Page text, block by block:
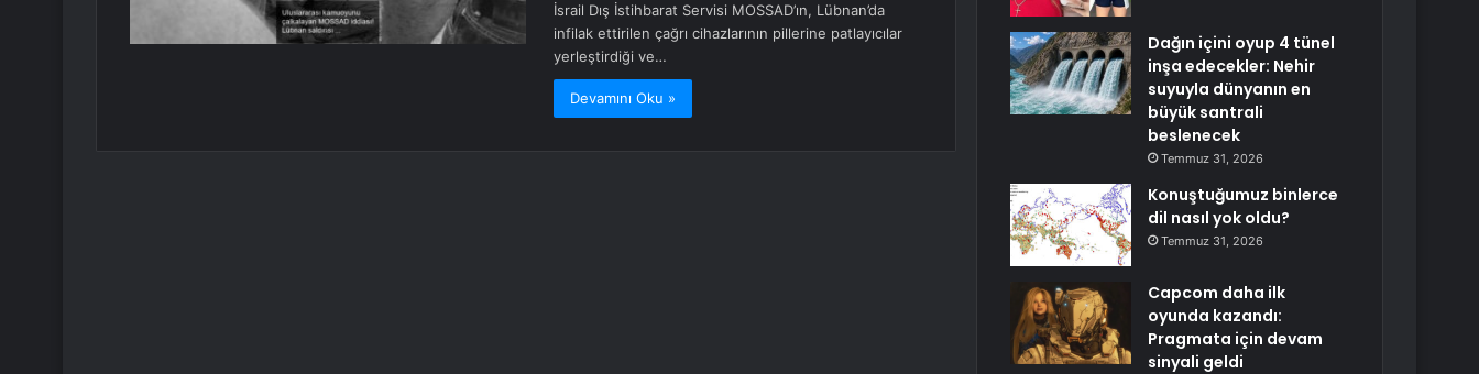
İsrail Dış İstihbarat Servisi MOSSAD’ın, Lübnan’da
infilak ettirilen çağrı cihazlarının pillerine patlayıcılar
yerleştirdiği ve…
Devamını Oku »
Dağın içini oyup 4 tünel
inşa edecekler: Nehir
suyuyla dünyanın en
büyük santrali
beslenecek
Temmuz 31, 2026
Konuştuğumuz binlerce
dil nasıl yok oldu?
Temmuz 31, 2026
Capcom daha ilk
oyunda kazandı:
Pragmata için devam
sinyali geldi